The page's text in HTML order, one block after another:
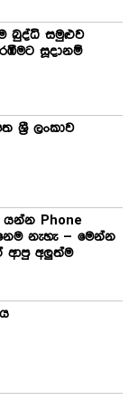
බුද්ධි සමුළුව
සූදානම්
ශ්‍රී ලංකාව
යන්න Phone
නැහැ – මෙන්න
ආපු අලුත්ම